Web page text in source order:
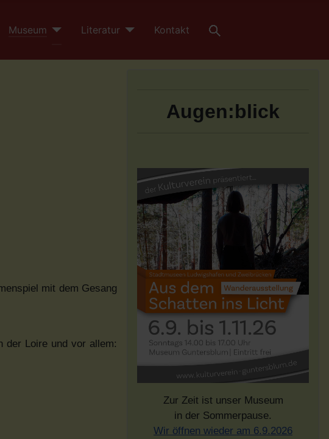
Museum Literatur Kontakt
mit dem Gesang
der Loire und vor allem:
Augen:blick
Zur Zeit ist unser Museum
in der Sommerpause.
Wir öffnen wieder am 6.9.2026